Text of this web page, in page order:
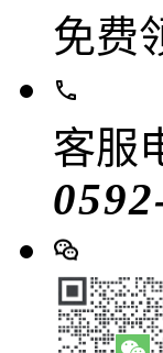
免费
客服